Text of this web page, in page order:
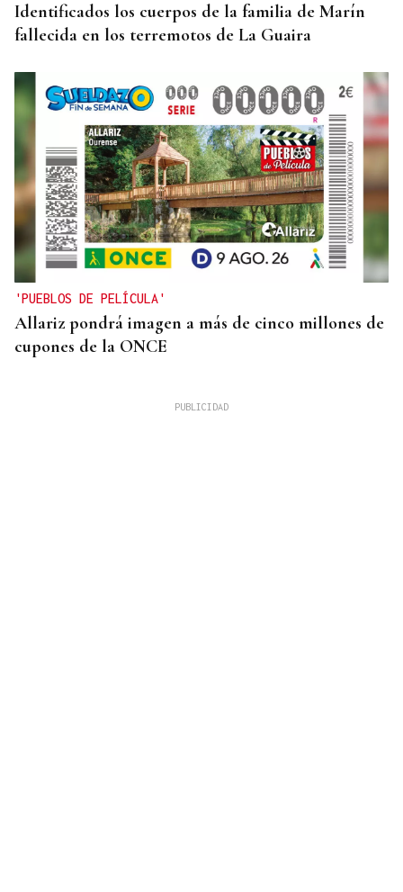
Identificados los cuerpos de la familia de Marín
fallecida en los terremotos de La Guaira
'PUEBLOS DE PELÍCULA'
Allariz pondrá imagen a más de cinco millones de
cupones de la ONCE